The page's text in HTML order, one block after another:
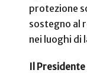
protezione
sostegno al
nei luoghi di
Il